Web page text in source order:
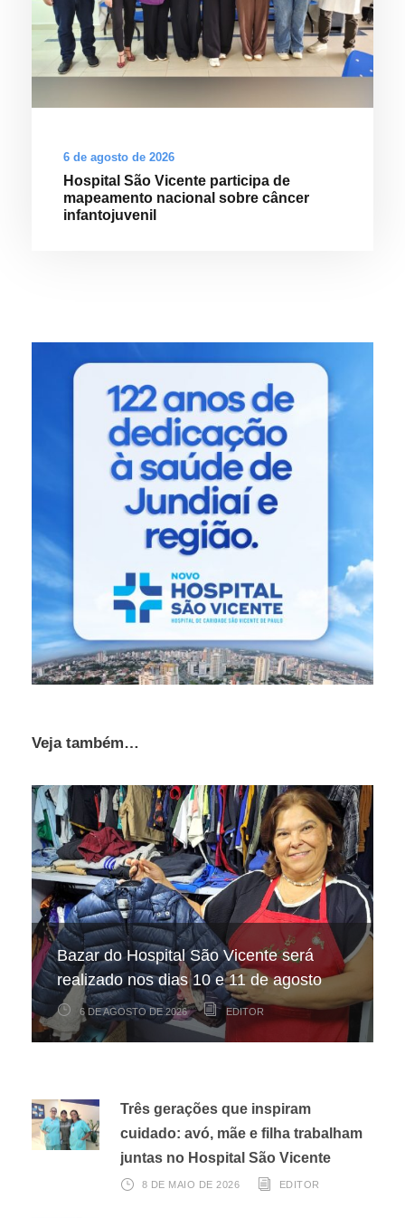
6 de agosto de 2026
Hospital São Vicente participa de
mapeamento nacional sobre câncer
infantojuvenil
Veja também…
Bazar do Hospital São Vicente será
realizado nos dias 10 e 11 de agosto
6 DE AGOSTO DE 2026 EDITOR
Hospital São Vicente participa de
mapeamento nacional sobre câncer
infantojuvenil
6 DE AGOSTO DE 2026 EDITOR
Hospital São Vicente expande
arrecadação de cupons fiscais pela
Nota Fiscal Paulista
3 DE AGOSTO DE 2026 EDITOR
Três gerações que inspiram
cuidado: avó, mãe e filha trabalham
juntas no Hospital São Vicente
8 DE MAIO DE 2026 EDITOR